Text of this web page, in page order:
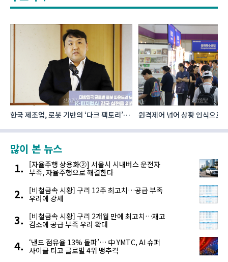
한국 제조업, 로봇 기반의 ‘다크 팩토리’로
원격제어 넘어 상황 인식으로,
많이 본 뉴스
[자율주행 상용화②] 서울시 시내버스 운전자
부족, 자율주행으로 해결한다
[비철금속 시황] 구리 12주 최고치…공급 부족
우려에 강세
[비철금속 시황] 구리 2개월 만에 최고치…재고
감소에 공급 부족 우려 확대
‘낸드 점유율 13% 돌파’… 中 YMTC, AI 슈퍼
사이클 타고 글로벌 4위 맹추격